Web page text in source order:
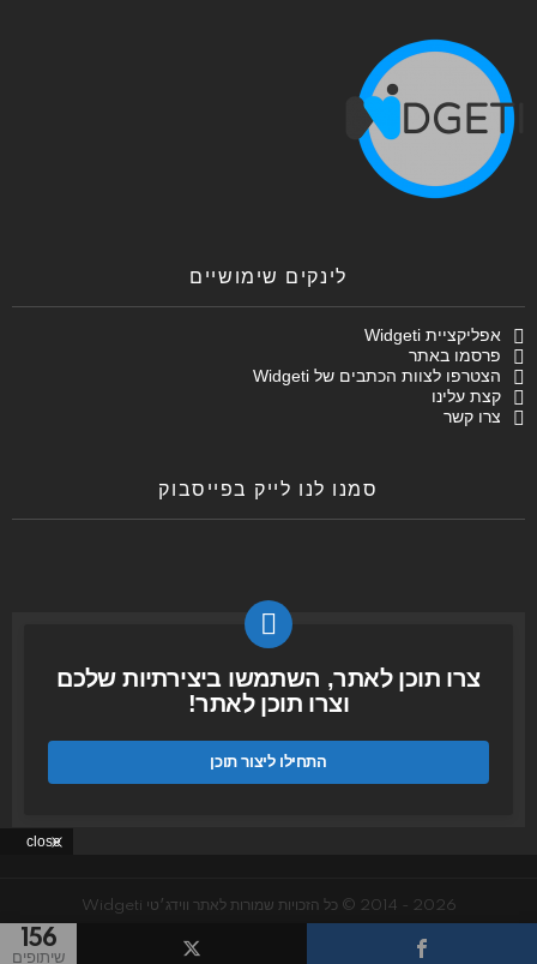
156
שיתופים
לינקים שימושיים
אפליקציית Widgeti
פרסמו באתר
הצטרפו לצוות הכתבים של Widgeti
קצת עלינו
צרו קשר
סמנו לנו לייק בפייסבוק
צרו תוכן לאתר, השתמשו ביצירתיות שלכם
וצרו תוכן לאתר!
התחילו ליצור תוכן
2026 - 2014 © כל הזכויות שמורות לאתר ווידג׳טי Widgeti
GDPR Privacy policy קונים ברשת צרו קשר
close